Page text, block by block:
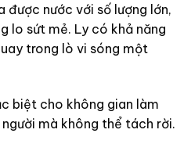
được nước với số lượng lớn,
lo sứt mẻ. Ly có khả năng
trong lò vi sóng một
biệt cho không gian làm
mà không thể tách rời.